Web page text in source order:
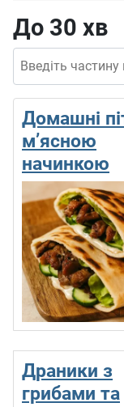
До 30 хв
Домашні
м’ясною
начинкою
Драники з
грибами та